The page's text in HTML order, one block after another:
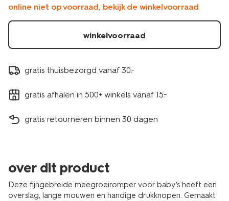
online niet op voorraad, bekijk de winkelvoorraad
winkelvoorraad
gratis thuisbezorgd vanaf 30.-
gratis afhalen in 500+ winkels vanaf 15.-
gratis retourneren binnen 30 dagen
over dit product
Deze fijngebreide meegroeiromper voor baby’s heeft een
overslag, lange mouwen en handige drukknopen. Gemaakt